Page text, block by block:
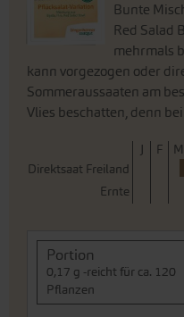
Bunte
Red Salad
mehrmals
kann vorgezogen oder
Sommeraussaaten am
Vlies beschatten, denn bei
J F M
Direktsaat Freiland
Ernte
Portion
0,17 g -reicht für ca. 120
Pflanzen